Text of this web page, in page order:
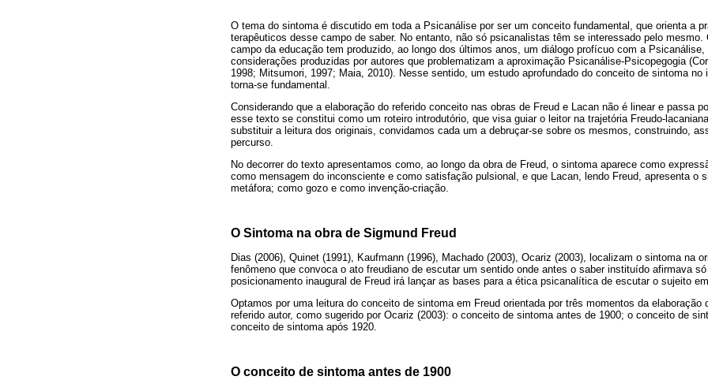
O tema do sintoma é discutido em toda a Psicanálise por ser um conceito fundamental, que orienta a
terapêuticos desse campo de saber. No entanto, não só psicanalistas têm se interessado pelo mesmo.
campo da educação tem produzido, ao longo dos últimos anos, um diálogo profícuo com a
considerações produzidas por autores que problematizam a aproximação Psicanálise-Psicopegogia
1998; Mitsumori, 1997; Maia, 2010). Nesse sentido, um estudo aprofundado do conceito de sintoma no
torna-se fundamental.
Considerando que a elaboração do referido conceito nas obras de Freud e Lacan não é linear e passa
esse texto se constitui como um roteiro introdutório, que visa guiar o leitor na trajetória Freudo-
substituir a leitura dos originais, convidamos cada um a debruçar-se sobre os mesmos, construindo,
percurso.
No decorrer do texto apresentamos como, ao longo da obra de Freud, o sintoma aparece como
como mensagem do inconsciente e como satisfação pulsional, e que Lacan, lendo Freud, apresenta o
metáfora; como gozo e como invenção-criação.
O Sintoma na obra de Sigmund Freud
Dias (2006), Quinet (1991), Kaufmann (1996), Machado (2003), Ocariz (2003), localizam o sintoma na
fenômeno que convoca o ato freudiano de escutar um sentido onde antes o saber instituído afirmava
posicionamento inaugural de Freud irá lançar as bases para a ética psicanalítica de escutar o sujeito
Optamos por uma leitura do conceito de sintoma em Freud orientada por três momentos da elaboração
referido autor, como sugerido por Ocariz (2003): o conceito de sintoma antes de 1900; o conceito de
conceito de sintoma após 1920.
O conceito de sintoma antes de 1900